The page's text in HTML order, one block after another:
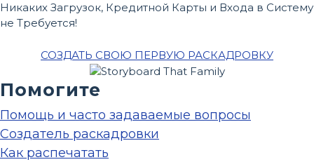
Никаких Загрузок, Кредитной Карты и Входа в Систему
не Требуется!
СОЗДАТЬ СВОЮ ПЕРВУЮ РАСКАДРОВКУ
Помогите
Помощь и часто задаваемые вопросы
Создатель раскадровки
Как распечатать